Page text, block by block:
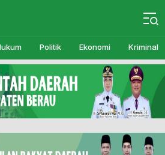
Politik Ekonomi Kriminal